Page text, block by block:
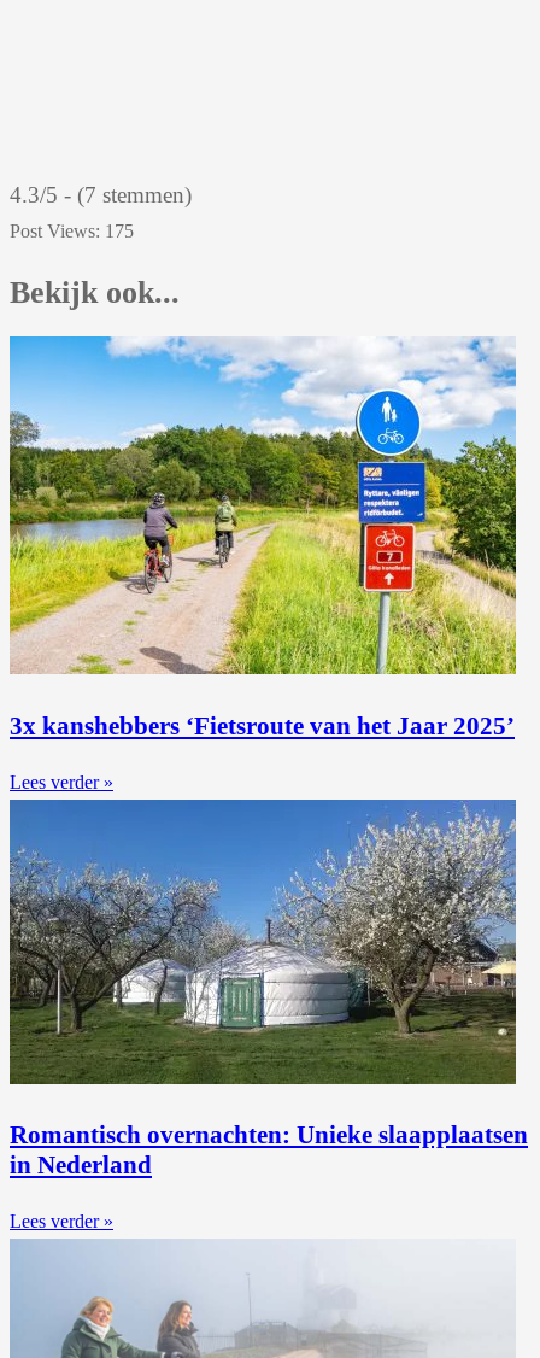
4.3/5 - (7 stemmen)
Post Views: 175
Bekijk ook...
3x kanshebbers ‘Fietsroute van het Jaar 2025’
Lees verder »
Romantisch overnachten: Unieke slaapplaatsen
in Nederland
Lees verder »